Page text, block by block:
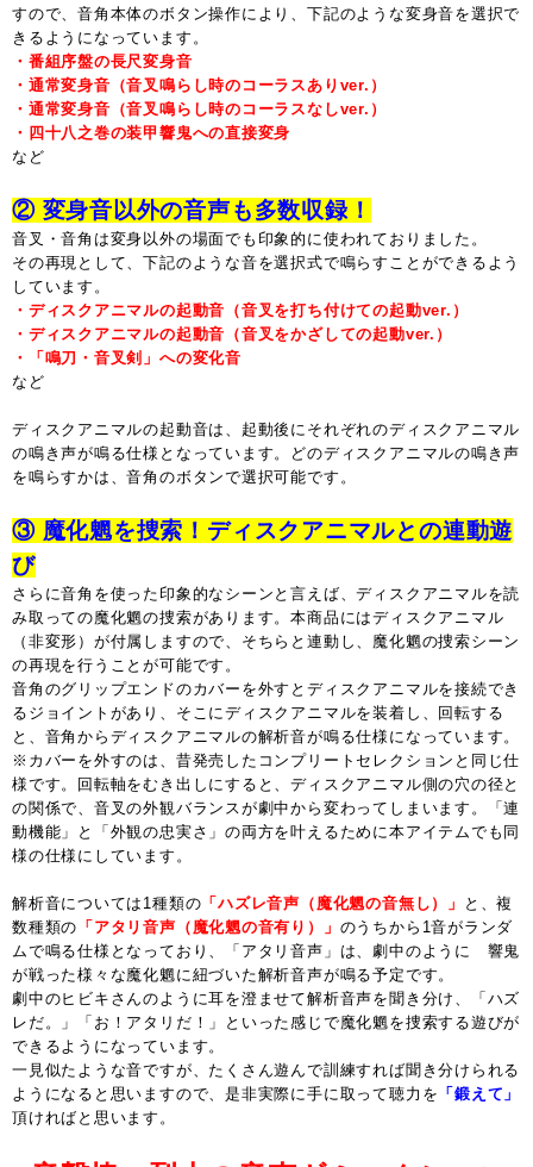
すので、音角本体のボタン操作により、下記のような変身音を選択で
きるようになっています。
・番組序盤の長尺変身音
・通常変身音（音叉鳴らし時のコーラスありver.）
・通常変身音（音叉鳴らし時のコーラスなしver.）
・四十八之巻の装甲響鬼への直接変身
など
② 変身音以外の音声も多数収録！
音叉・音角は変身以外の場面でも印象的に使われておりました。
その再現として、下記のような音を選択式で鳴らすことができるよう
しています。
・ディスクアニマルの起動音（音叉を打ち付けての起動ver.）
・ディスクアニマルの起動音（音叉をかざしての起動ver.）
・「鳴刀・音叉剣」への変化音
など
ディスクアニマルの起動音は、起動後にそれぞれのディスクアニマル
の鳴き声が鳴る仕様となっています。どのディスクアニマルの鳴き声
を鳴らすかは、音角のボタンで選択可能です。
③ 魔化魍を捜索！ディスクアニマルとの連動遊
び
さらに音角を使った印象的なシーンと言えば、ディスクアニマルを読
み取っての魔化魍の捜索があります。本商品にはディスクアニマル
（非変形）が付属しますので、そちらと連動し、魔化魍の捜索シーン
の再現を行うことが可能です。
音角のグリップエンドのカバーを外すとディスクアニマルを接続でき
るジョイントがあり、そこにディスクアニマルを装着し、回転する
と、音角からディスクアニマルの解析音が鳴る仕様になっています。
※カバーを外すのは、昔発売したコンプリートセレクションと同じ仕
様です。回転軸をむき出しにすると、ディスクアニマル側の穴の径と
の関係で、音叉の外観バランスが劇中から変わってしまいます。「連
動機能」と「外観の忠実さ」の両方を叶えるために本アイテムでも同
様の仕様にしています。
解析音については1種類の 「ハズレ音声（魔化魍の音無し）」
と、複
数種類の 「アタリ音声（魔化魍の音有り）」 のうちから1音がランダ
ムで鳴る仕様となっており、「アタリ音声」は、劇中のように 響鬼
が戦った様々な魔化魍に紐づいた解析音声が鳴る予定です。
劇中のヒビキさんのように耳を澄ませて解析音声を聞き分け、「ハズ
レだ。」「お！アタリだ！」といった感じで魔化魍を捜索する遊びが
できるようになっています。
一見似たような音ですが、たくさん遊んで訓練すれば聞き分けられる
ようになると思いますので、是非実際に手に取って聴力を 「鍛えて」
頂ければと思います。